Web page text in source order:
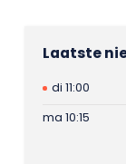
Laatste
di 11:00
ma 10:15